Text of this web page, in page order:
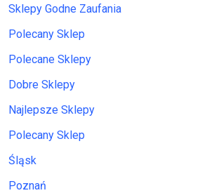
Sklepy Godne Zaufania
Polecany Sklep
Polecane Sklepy
Dobre Sklepy
Najlepsze Sklepy
Polecany Sklep
Śląsk
Poznań